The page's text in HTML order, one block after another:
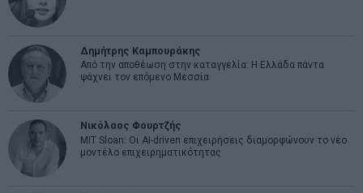
Δημήτρης Καμπουράκης
Από την αποθέωση στην καταγγελία: Η Ελλάδα πάντα
ψάχνει τον επόμενο Μεσσία
Νικόλαος Φουρτζής
MIT Sloan: Οι AI-driven επιχειρήσεις διαμορφώνουν το νέο
μοντέλο επιχειρηματικότητας